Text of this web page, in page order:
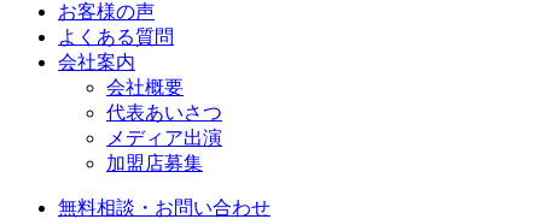
お客様の声
よくある質問
会社案内
会社概要
代表あいさつ
メディア出演
加盟店募集
無料相談・お問い合わせ